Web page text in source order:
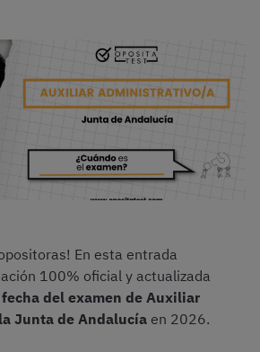
En esta entrada
100% oficial y actualizada
del examen de Auxiliar
Junta de Andalucía en 2026.